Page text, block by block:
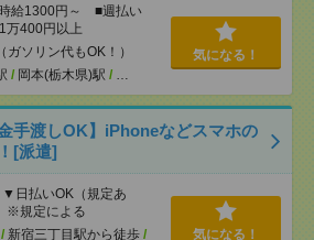
給1300円～ ■週払い
400円以上
ソリン代もOK！）
/ 岡本(栃木県)駅 / …
気になる！
手渡しOK】iPhoneなどスマホの
[派遣]
日払いOK（規定あ
規定による
/ 新宿三丁目駅から徒歩 / 気になる！